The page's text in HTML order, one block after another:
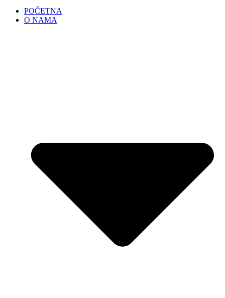
POČETNA
O NAMA